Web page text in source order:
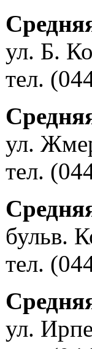
ул. Б.
тел.
ул.
тел.
бульв.
тел.
ул.